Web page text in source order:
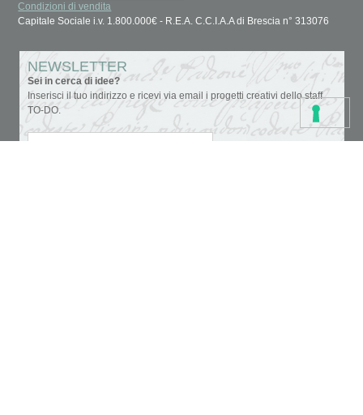
Condizioni di vendita
Capitale Sociale i.v. 1.800.000€ - R.E.A. C.C.I.A.A di Brescia n° 313076
NEWSLETTER
Sei in cerca di idee?
Inserisci il tuo indirizzo e ricevi via email i progetti creativi dello staff
TO-DO.